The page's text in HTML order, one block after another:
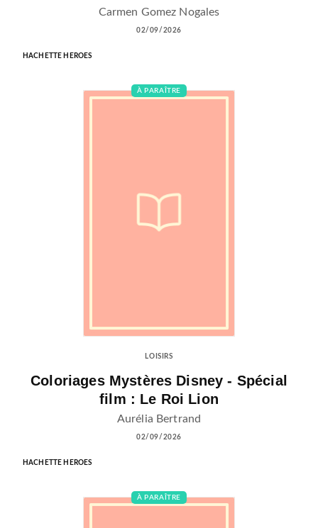
Carmen Gomez Nogales
02/09/2026
HACHETTE HEROES
À PARAÎTRE
LOISIRS
Coloriages Mystères Disney - Spécial
film : Le Roi Lion
Aurélia Bertrand
02/09/2026
HACHETTE HEROES
À PARAÎTRE